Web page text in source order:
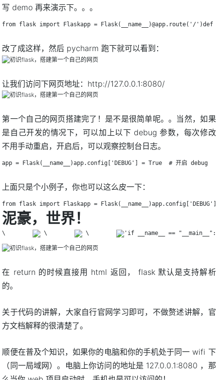
写 demo 再来演示下。。。
from flask import Flaskapp = Flask(__name__)@app.route('/
改了成这样，然后 pycharm 跑下就可以看到：
让我们访问下网页地址：http://127.0.0.1:8080/
第一个自己的网页搭建完了！是不是很简单呢。。当然，如果
是自己开发的情况下，可以加上以下 debug 参数，每次修改
不用手动重启，开启后，可以观察控制台日志。
app = Flask(__name__)app.config['DEBUG'] = True  # 开启 debug
上面只是个小例子，你也可以这么皮一下：
from flask import Flaskapp =
泥豪，世界！
\ \ \ 'if __name__ ==
在 return 的时候直接用 html 返回， flask 默认是支持解析
的。
关于代码的讲解，大家自行官网学习即可，不做赘述讲解，官
方文档解释的很清楚了。
顺便在普及个知识，如果你的电脑和你的手机处于同一 wifi 下
（同一局域网）。电脑上你访问的地址是 127.0.0.1:8080 ，那